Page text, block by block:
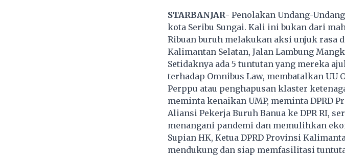
STARBANJAR- Penolakan Undang-
kota Seribu Sungai. Kali ini bukan dari
Ribuan buruh melakukan aksi unjuk rasa
Kalimantan Selatan, Jalan Lambung
Setidaknya ada 5 tuntutan yang mereka
terhadap Omnibus Law, membatalkan UU
Perppu atau penghapusan klaster
meminta kenaikan UMP, meminta DPRD
Aliansi Pekerja Buruh Banua ke DPR RI,
menangani pandemi dan memulihkan
Supian HK, Ketua DPRD Provinsi
mendukung dan siap memfasilitasi